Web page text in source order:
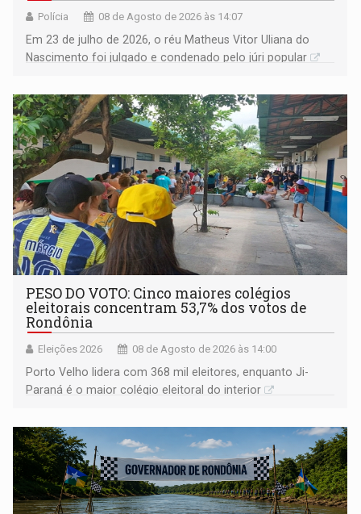
Polícia 08 de Agosto de 2026 às 14:07
Em 23 de julho de 2026, o réu Matheus Vitor Uliana do
Nascimento foi julgado e condenado pelo júri popular
PESO DO VOTO: Cinco maiores colégios
eleitorais concentram 53,7% dos votos de
Rondônia
Eleições 2026 08 de Agosto de 2026 às 14:00
Porto Velho lidera com 368 mil eleitores, enquanto Ji-
Paraná é o maior colégio eleitoral do interior